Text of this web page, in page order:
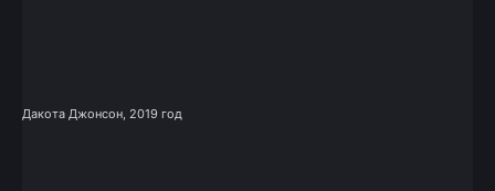
Дакота Джонсон, 2019 год